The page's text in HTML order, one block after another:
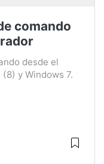
comando
desde el
y Windows 7.